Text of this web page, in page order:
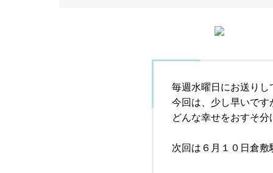
毎週水曜日にお送り
今回は、少し早いで
どんな幸せをおすそ
次回は６月１０日倉